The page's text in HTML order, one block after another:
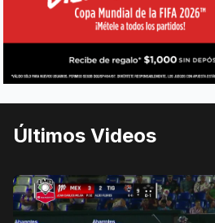
Últimos Videos